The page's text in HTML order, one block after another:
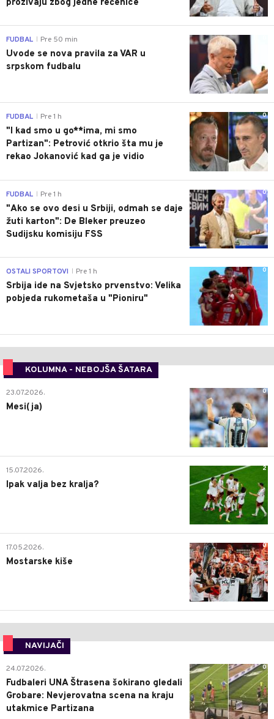
prozivaju zbog jedne rečenice
FUDBAL Pre 50 min
Uvode se nova pravila za VAR u
srpskom fudbalu
0
FUDBAL Pre 1 h
"I kad smo u go**ima, mi smo
Partizan": Petrović otkrio šta mu je
rekao Jokanović kad ga je vidio
0
FUDBAL Pre 1 h
"Ako se ovo desi u Srbiji, odmah se daje
žuti karton": De Bleker preuzeo
Sudijsku komisiju FSS
0
OSTALI SPORTOVI Pre 1 h
Srbija ide na Svjetsko prvenstvo: Velika
pobjeda rukometaša u "Pioniru"
KOLUMNA - NEBOJŠA ŠATARA
0
23.07.2026.
Mesi(ja)
2
15.07.2026.
Ipak valja bez kralja?
0
17.05.2026.
Mostarske kiše
NAVIJAČI
0
24.07.2026.
Fudbaleri UNA Štrasena šokirano gledali
Grobare: Nevjerovatna scena na kraju
utakmice Partizana